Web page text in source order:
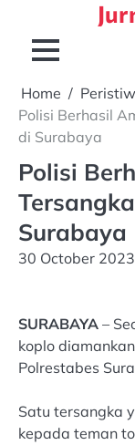
content
Home
Polisi Berhasil
di Surabaya
Polisi
Surabaya
30 October 2023
SURABAYA –
koplo
Polrestabes
Satu tersangka
kepada teman